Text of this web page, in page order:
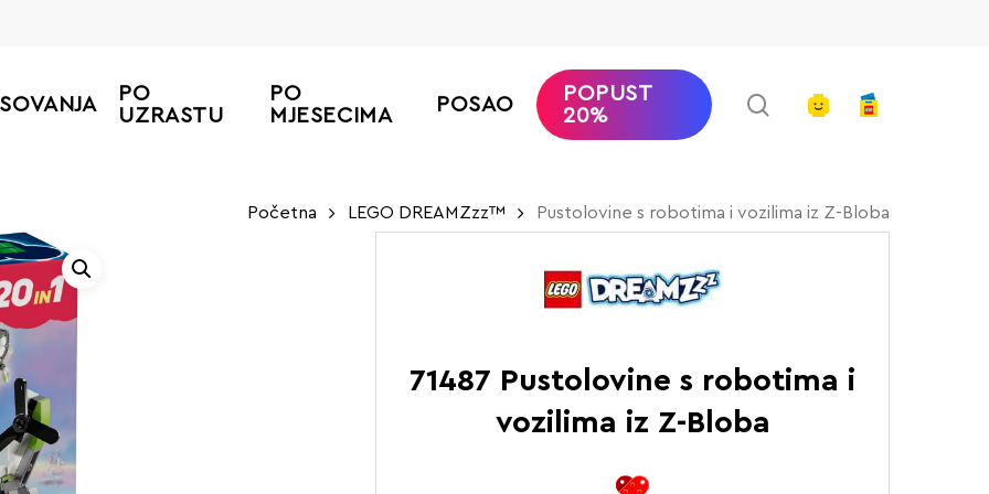
PO
UZRASTU
PO
MJESECIMA
POSAO
POPUST
20%
searchaccount
Početna LEGO DREAMZzz™ Pustolovine s robotima i vozilima iz Z-Bloba
71487 Pustolovine s robotima i
vozilima iz Z-Bloba